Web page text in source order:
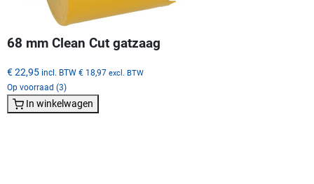
68 mm Clean Cut gatzaag
€ 22,95 incl. BTW € 18,97 excl. BTW
Op voorraad (3)
In winkelwagen